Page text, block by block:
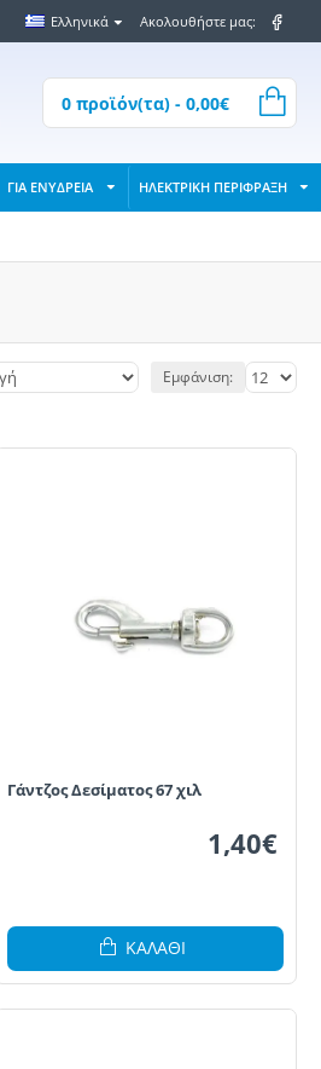
Ελληνικά Ακολουθήστε μας:
0 προϊόν(τα) - 0,00€
ΓΙΑ ΕΝΥΔΡΕΙΑ ΗΛΕΚΤΡΙΚΗ ΠΕΡΙΦΡΑΞΗ
Εμφάνιση:
Γάντζος Δεσίματος 67 χιλ
1,40€
ΚΑΛΆΘΙ